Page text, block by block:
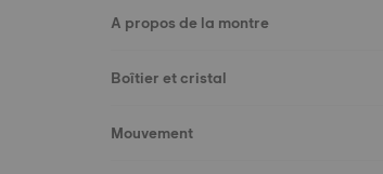
A propos de la montre
Boîtier et cristal
Mouvement